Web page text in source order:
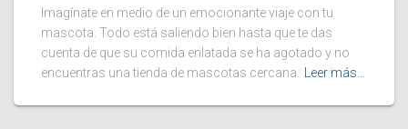
Imagínate en medio de un emocionante viaje con tu
mascota. Todo está saliendo bien hasta que te das
cuenta de que su comida enlatada se ha agotado y no
encuentras una tienda de mascotas cercana.
Leer más…